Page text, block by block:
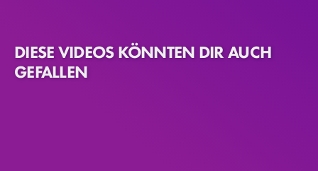
DIESE VIDEOS KÖNNTEN DIR AUCH
GEFALLEN